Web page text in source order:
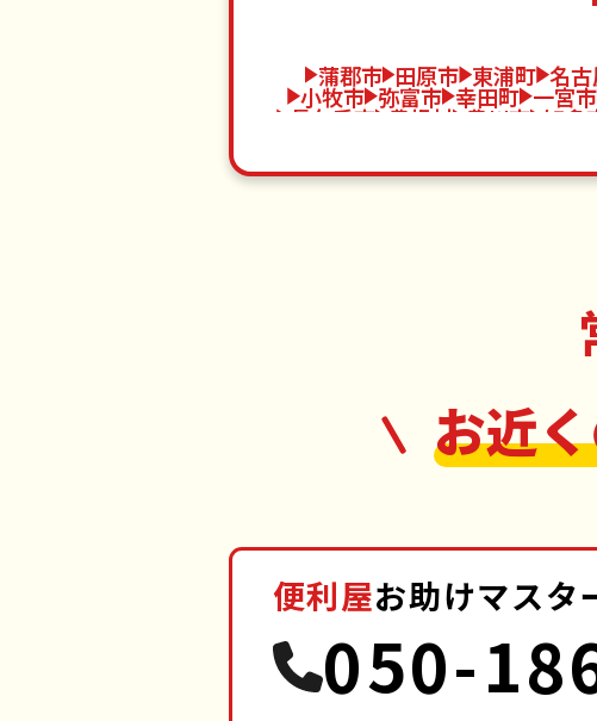
蒲郡市 田原市 東浦町 名
小牧市 弥富市 幸田町 一宮市
長久手市 豊根村 豊川市 知多
お近
便利屋お助けマスタ
050-